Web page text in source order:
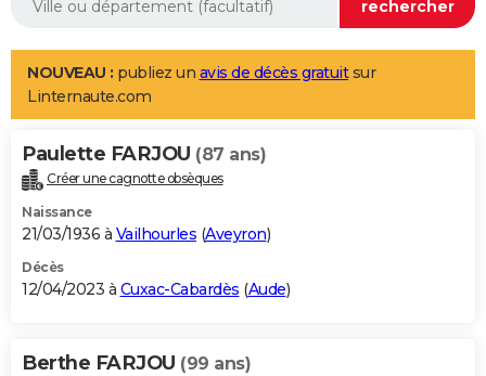
Aménagement intérieur
LIFESTYLE
Art de vivre
Bien-être
Loisirs
Mode
Modes de vie
Alimentation
Guide de la santé
Maladies
Médicaments
Sommeil
VOYAGE
Destinations
City break
Voyage nature
Voyage de noces
Forum
Climat
+PHOTO
GUIDES D'ACHAT
BONS PLANS
Carte de Noël
Carte Bonne année
Carte Saint-Valentin
Carte Pâques
Carte d'anniversaire
NOUVEAU : publiez un avis de décès gratuitsur
Linternaute.com
Paulette FARJOU (87 ans)
Créer une cagnotte obsèques
Naissance
21/03/1936 à Vailhourles (Aveyron)
Décès
12/04/2023 à Cuxac-Cabardès (Aude)
Berthe FARJOU (99 ans)